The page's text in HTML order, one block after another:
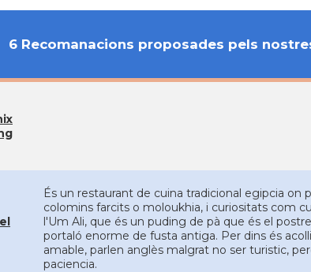
6 Recomanacions proposades pels
És un restaurant de cuina tradicional egipcia
colomins farcits o moloukhia, i curiositats com
l'Um Ali, que és un puding de pà que és el
portaló enorme de fusta antiga. Per dins és
amable, parlen anglès malgrat no ser turistic,
paciencia.